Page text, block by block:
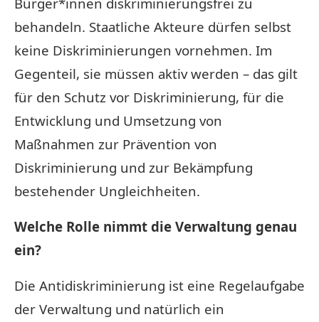
behandeln. Staatliche Akteure dürfen selbst
keine Diskriminierungen vornehmen. Im
Gegenteil, sie müssen aktiv werden – das gilt
für den Schutz vor Diskriminierung, für die
Entwicklung und Umsetzung von
Maßnahmen zur Prävention von
Diskriminierung und zur Bekämpfung
bestehender Ungleichheiten.
Welche Rolle nimmt die Verwaltung genau
ein?
Die Antidiskriminierung ist eine Regelaufgabe
der Verwaltung und natürlich ein